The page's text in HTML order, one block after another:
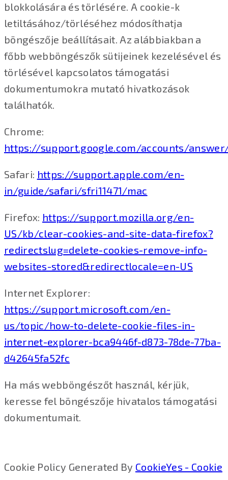
blokkolására és törlésére. A cookie-k
letiltásához/törléséhez módosíthatja
böngészője beállításait. Az alábbiakban a
főbb webböngészők sütijeinek kezelésével és
törlésével kapcsolatos támogatási
dokumentumokra mutató hivatkozások
találhatók.
Chrome:
https://support.google.com/accounts/
Safari: https://support.apple.com/en-
in/guide/safari/sfri11471/mac
Firefox: https://support.mozilla.org/en-
US/kb/clear-cookies-and-site-data-firefox?
redirectslug=delete-cookies-remove-info-
websites-stored&redirectlocale=en-US
Internet Explorer:
https://support.microsoft.com/en-
us/topic/how-to-delete-cookie-files-in-
internet-explorer-bca9446f-d873-78de-77ba-
d42645fa52fc
Ha más webböngészőt használ, kérjük,
keresse fel böngészője hivatalos támogatási
dokumentumait.
Cookie Policy Generated By CookieYes - Cookie